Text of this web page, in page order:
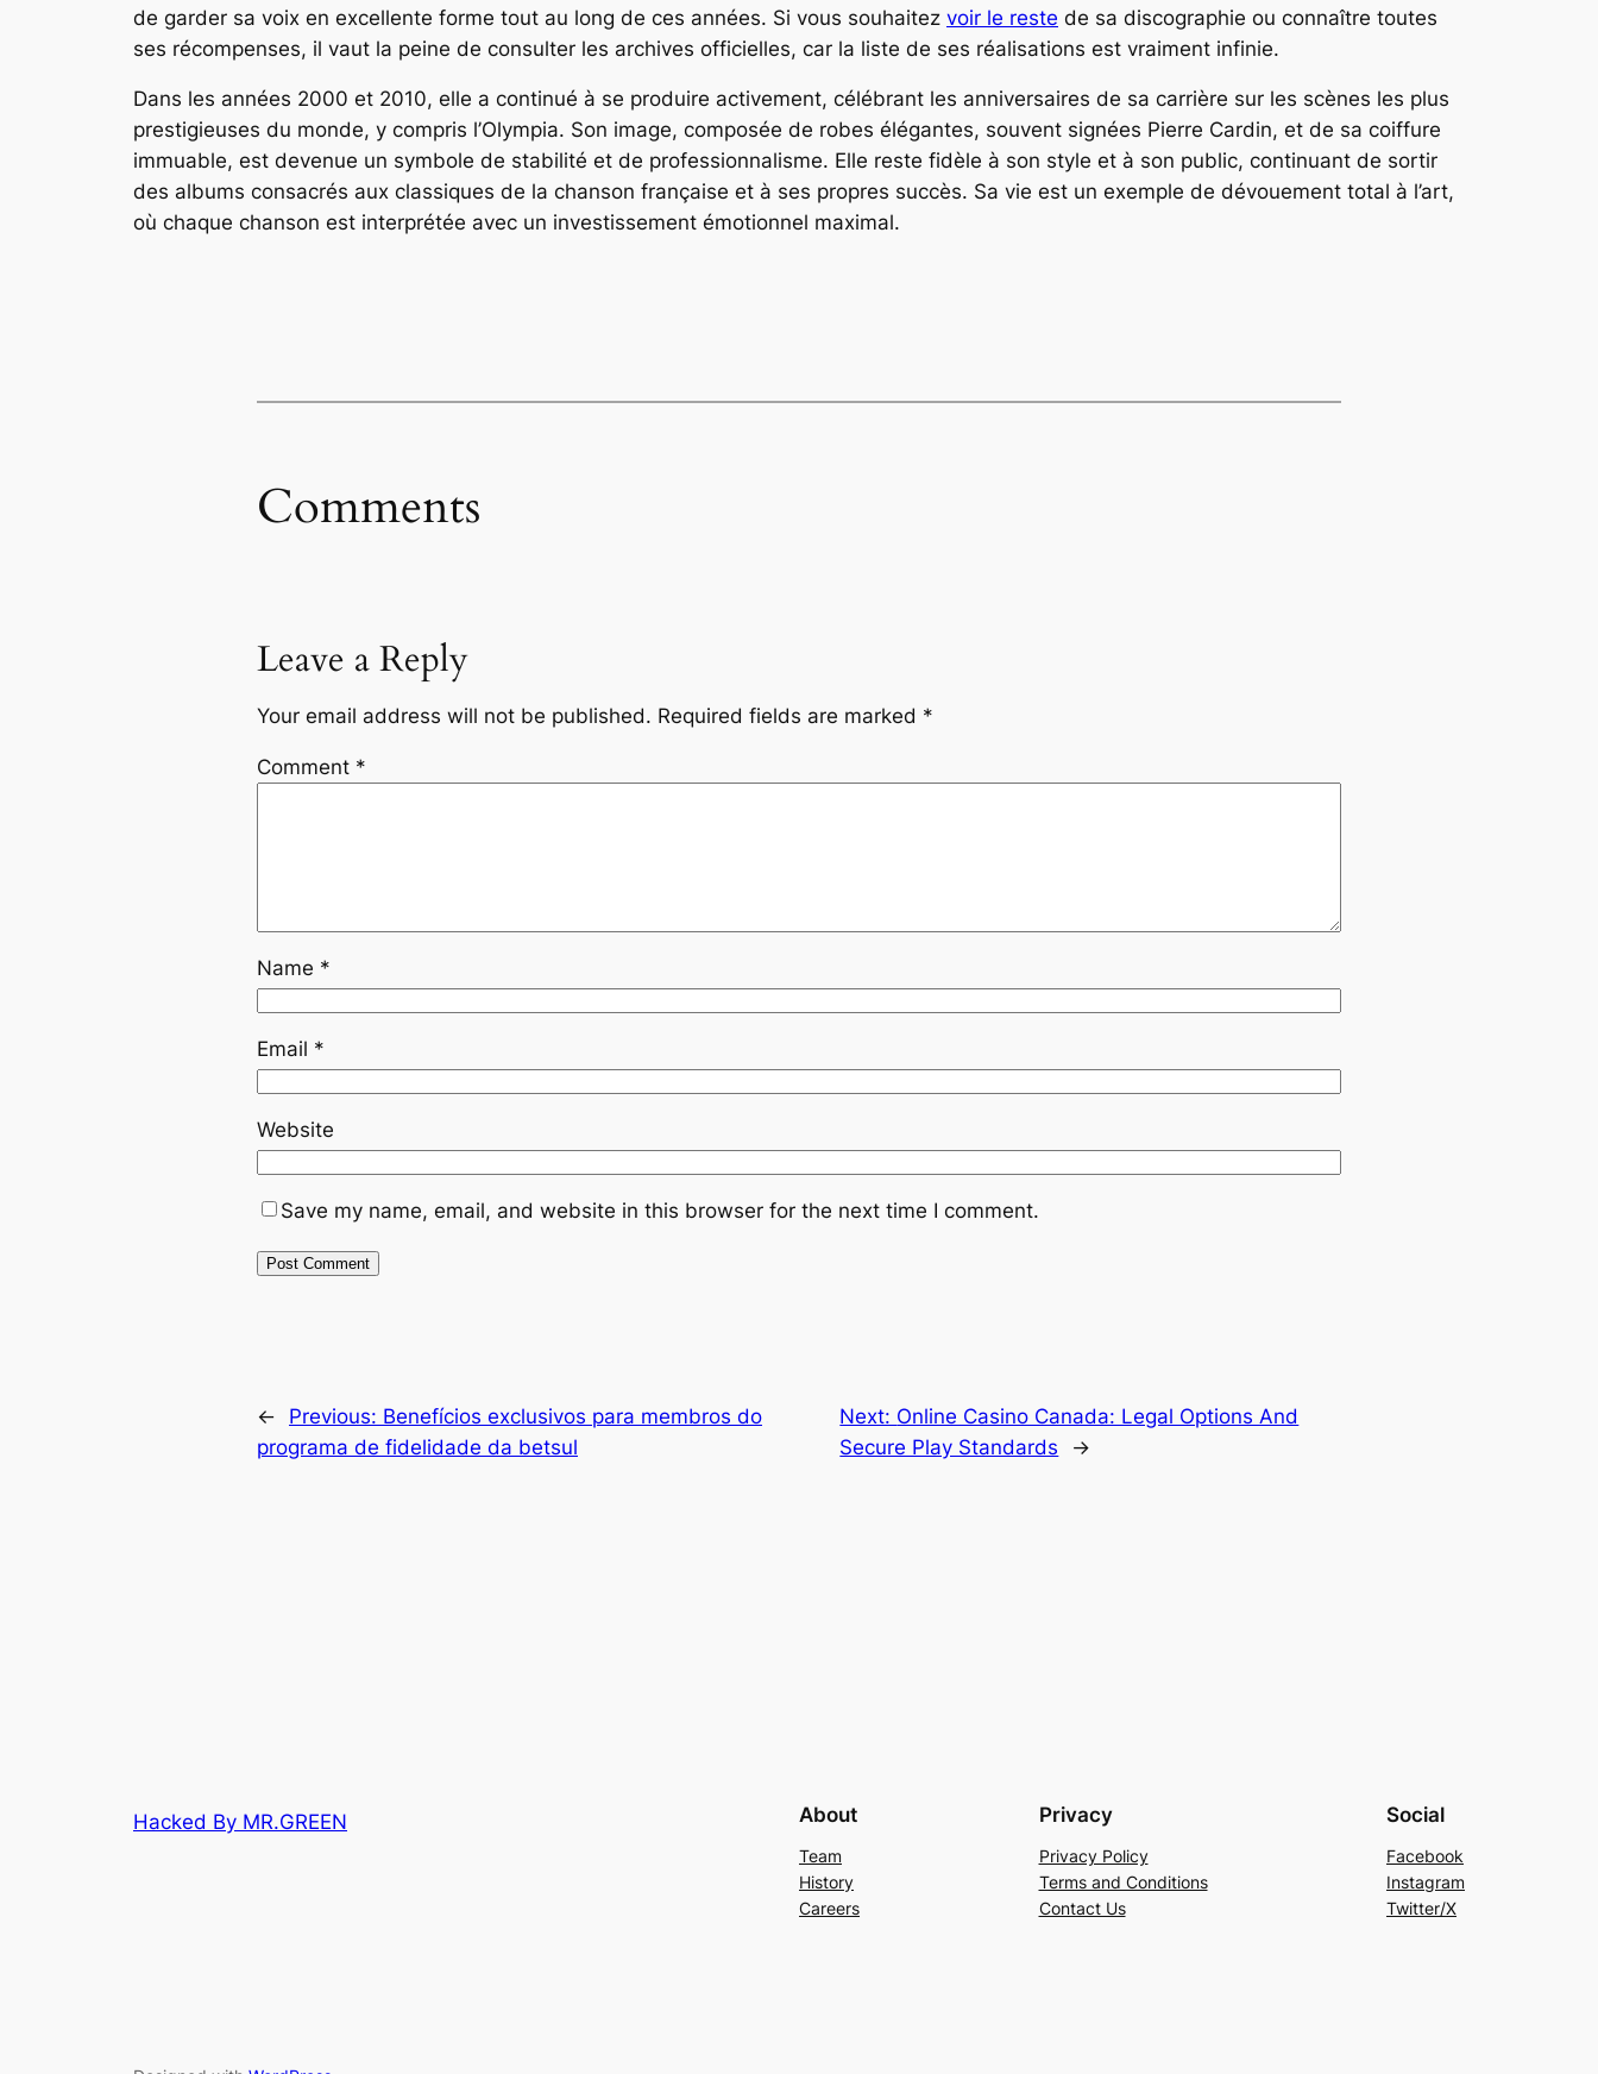
de garder sa voix en excellente forme tout au long de ces années. Si vous souhaitez voir le reste de sa discographie ou connaître toutes
ses récompenses, il vaut la peine de consulter les archives officielles, car la liste de ses réalisations est vraiment infinie.
Dans les années 2000 et 2010, elle a continué à se produire activement, célébrant les anniversaires de sa carrière sur les scènes les plus
prestigieuses du monde, y compris l’Olympia. Son image, composée de robes élégantes, souvent signées Pierre Cardin, et de sa coiffure
immuable, est devenue un symbole de stabilité et de professionnalisme. Elle reste fidèle à son style et à son public, continuant de sortir
des albums consacrés aux classiques de la chanson française et à ses propres succès. Sa vie est un exemple de dévouement total à l’art,
où chaque chanson est interprétée avec un investissement émotionnel maximal.
Comments
Leave a Reply
Your email address will not be published. Required fields are marked *
Comment *
Name *
Email *
Website
Save my name, email, and website in this browser for the next time I comment.
← Previous: Benefícios exclusivos para membros do
programa de fidelidade da betsul
Next: Online Casino Canada: Legal Options And
Secure Play Standards
→
Hacked By MR.GREEN About
Team
History
Careers
Privacy
Privacy Policy
Terms and Conditions
Contact Us
Social
Facebook
Instagram
Twitter/X